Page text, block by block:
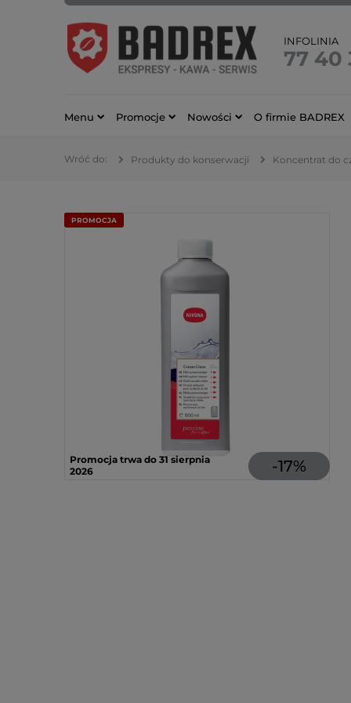
INFOLINIA
77 40
Menu Promocje Nowości O firmie BADREX
Produkty do konserwacji Koncentrat do
PROMOCJA
-17%
Promocja trwa do 31 sierpnia
2026